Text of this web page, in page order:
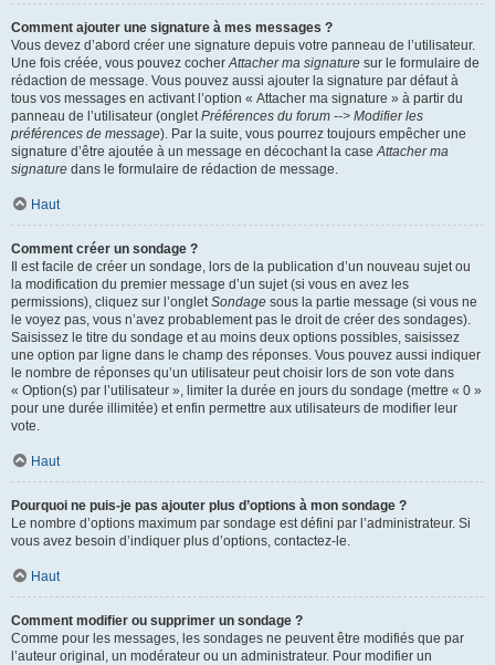
Comment ajouter une signature à mes messages ?
Vous devez d’abord créer une signature depuis votre panneau de l’utilisateur.
Une fois créée, vous pouvez cocherAttacher ma signature sur le formulaire de
rédaction de message. Vous pouvez aussi ajouter la signature par défaut à
tous vos messages en activant l’option « Attacher ma signature » à partir du
panneau de l’utilisateur (ongletPréférences du forum --> Modifier les
préférences de message). Par la suite, vous pourrez toujours empêcher une
signature d’être ajoutée à un message en décochant la caseAttacher ma
signature dans le formulaire de rédaction de message.
Haut
Comment créer un sondage ?
Il est facile de créer un sondage, lors de la publication d’un nouveau sujet ou
la modification du premier message d’un sujet (si vous en avez les
permissions), cliquez sur l’ongletSondage sous la partie message (si vous ne
le voyez pas, vous n’avez probablement pas le droit de créer des sondages).
Saisissez le titre du sondage et au moins deux options possibles, saisissez
une option par ligne dans le champ des réponses. Vous pouvez aussi indiquer
le nombre de réponses qu’un utilisateur peut choisir lors de son vote dans
« Option(s) par l’utilisateur », limiter la durée en jours du sondage (mettre « 0 »
pour une durée illimitée) et enfin permettre aux utilisateurs de modifier leur
vote.
Haut
Pourquoi ne puis-je pas ajouter plus d’options à mon sondage ?
Le nombre d’options maximum par sondage est défini par l’administrateur. Si
vous avez besoin d’indiquer plus d’options, contactez-le.
Haut
Comment modifier ou supprimer un sondage ?
Comme pour les messages, les sondages ne peuvent être modifiés que par
l’auteur original, un modérateur ou un administrateur. Pour modifier un